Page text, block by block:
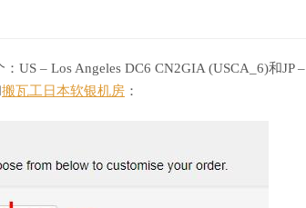
US – Los Angeles DC6 CN2GIA (USCA_6)和JP –
搬瓦工日本软银机房 ：